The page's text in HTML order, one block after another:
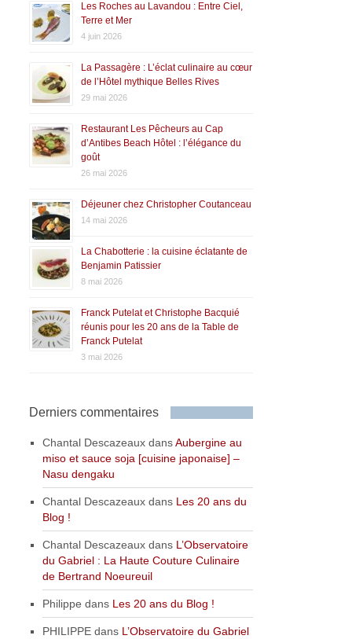
Les Roches au Lavandou : Entre Ciel,
Terre et Mer
4 juin 2026
La Passagère : L’éclat culinaire au cœur
de l’Hôtel mythique Belles Rives
29 mai 2026
Restaurant Les Pêcheurs au Cap
d’Antibes Beach Hôtel : l’élégance du
goût
26 mai 2026
Déjeuner chez Christopher Coutanceau
14 mai 2026
La Chabotterie : la cuisine éclatante de
Benjamin Patissier
8 mai 2026
Franck Putelat et Christophe Bacquié
réunis pour les 20 ans de la Table de
Franck Putelat
3 mai 2026
Derniers commentaires
Chantal Descazeaux dansAubergine au
miso et sauce soja [cuisine japonaise] –
Nasu dengaku
Chantal Descazeaux dans Les 20 ans du
Blog !
Chantal Descazeaux dans L’Observatoire
du Gabriel : La Haute Couture Culinaire
de Bertrand Noeureuil
Philippe dans Les 20 ans du Blog !
PHILIPPE dans L’Observatoire du Gabriel